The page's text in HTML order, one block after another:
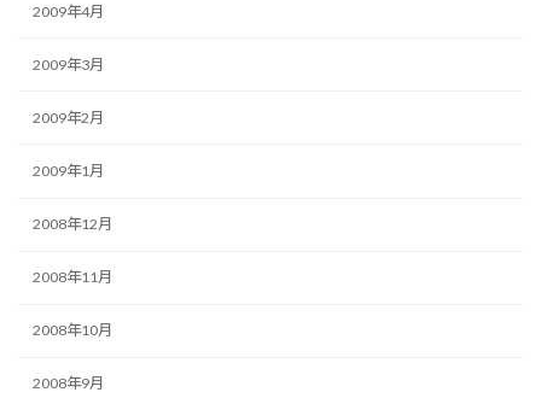
2009年4月
2009年3月
2009年2月
2009年1月
2008年12月
2008年11月
2008年10月
2008年9月